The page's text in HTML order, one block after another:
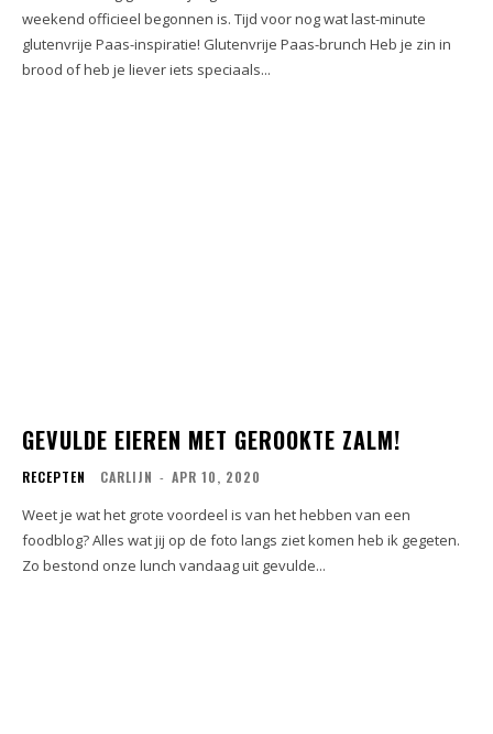
weekend officieel begonnen is. Tijd voor nog wat last-minute
glutenvrije Paas-inspiratie! Glutenvrije Paas-brunch Heb je zin in
brood of heb je liever iets speciaals...
GEVULDE EIEREN MET GEROOKTE ZALM!
RECEPTEN CARLIJN - APR 10, 2020
Weet je wat het grote voordeel is van het hebben van een
foodblog? Alles wat jij op de foto langs ziet komen heb ik gegeten.
Zo bestond onze lunch vandaag uit gevulde...